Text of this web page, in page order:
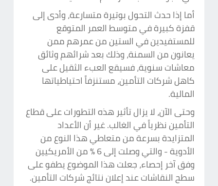
أما إذا حدث التحول بوتيرة متسارعة، وأدى إلى
قفزة كبيرة في متوسط العمر المتوقع
للمستفيدين في الستين من عمرهم ممن
يعانون من السمنة، وذلك بعد شرائهم وثائق
معاشات سنوية، فسيقع العبء الثقيل على
كاهل شركات التأمين، مستنزفاً احتياطياتها
المالية.
وحتى الآن، لا يزال تأثير هذه التطورات على قطاع
التأمين نظرياً في الغالب. غير أن الأعداد
المتزايدة بسرعة من متعاطي هذا النوع من
الأدوية - والتي وصلت إلى 6 % من الأمريكيين
وفق آخر إحصاء، جعلت هذا الموضوع يطفو على
سطح النقاشات عند إعلان نتائج شركات التأمين.